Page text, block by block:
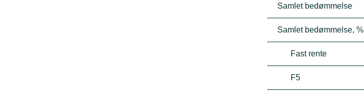
Samlet bedømmelse
Samlet bedømmelse, %
Fast rente
F5